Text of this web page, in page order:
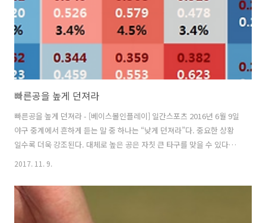
빠른공을 높게 던져라
빠른공을 높게 던져라 - [베이스볼인플레이] 일간스포츠 2016년 6월 9일
야구 중계에서 흔하게 듣는 말 중 하나는 “낮게 던져라”다. 중요한 상황
일수록 더욱 강조된다. 대체로 높은 공은 자칫 큰 타구를 맞을 수 있다는
태프는 지난해 투수들에게 높은 직구 승부를 자주 주문했다. 염경엽 넥센
감독은 지난해 마무리 손승락에 대해 "높은 코스 활용이 아쉽다"는 말을
하곤 했다. 2015년 시즌 KBO리그 우타자들의 로케이션별 타격 결과를
2017. 11. 9.